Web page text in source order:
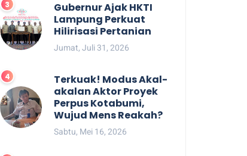
Gubernur Ajak HKTI
Lampung Perkuat
Hilirisasi Pertanian
Jumat, Juli 31, 2026
Terkuak! Modus Akal-
akalan Aktor Proyek
Perpus Kotabumi,
Wujud Mens Reakah?
Sabtu, Mei 16, 2026